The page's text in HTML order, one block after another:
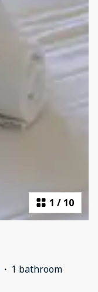
1 / 10
· 1 bathroom